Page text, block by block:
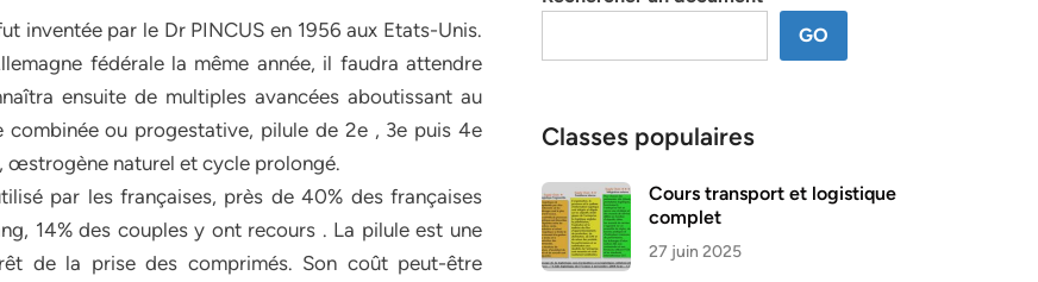
inventée par le Dr PINCUS en 1956 aux Etats-Unis.
fédérale la même année, il faudra attendre
ensuite de multiples avancées aboutissant au
combinée ou progestative, pilule de 2e , 3e puis 4e
œstrogène naturel et cycle prolongé.
par les françaises, près de 40% des françaises
14% des couples y ont recours . La pilule est une
de la prise des comprimés. Son coût peut-être
GO
Classes populaires
Cours transport et logistique
complet
27 juin 2025